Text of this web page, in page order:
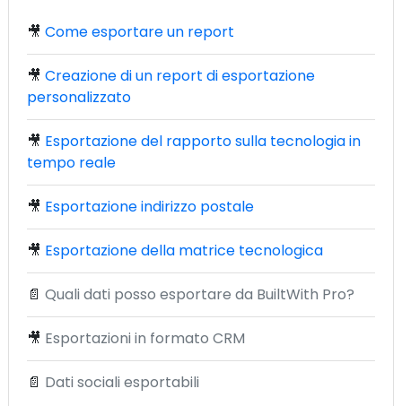
🎥 Come esportare un report
🎥 Creazione di un report di esportazione
personalizzato
🎥 Esportazione del rapporto sulla tecnologia in
tempo reale
🎥 Esportazione indirizzo postale
🎥 Esportazione della matrice tecnologica
📄 Quali dati posso esportare da BuiltWith Pro?
🎥 Esportazioni in formato CRM
📄 Dati sociali esportabili